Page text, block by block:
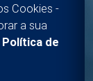
Cookies -
a sua
Política de